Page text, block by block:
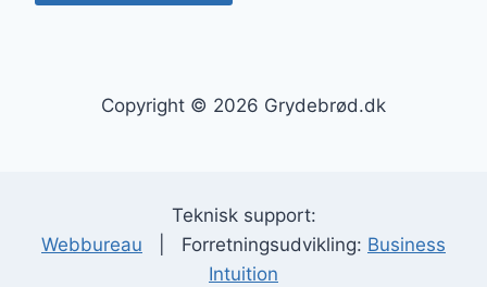
Copyright © 2026 Grydebrød.dk
Teknisk support:
Webbureau | Forretningsudvikling: Business
Intuition